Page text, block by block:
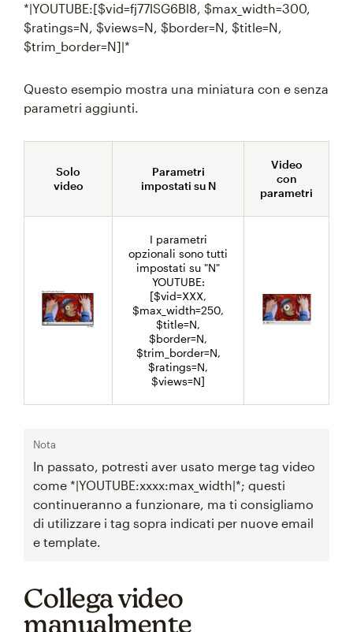
*|YOUTUBE:[$vid=fj77lSG6Bl8, $max_width=300,
$ratings=N, $views=N, $border=N, $title=N,
$trim_border=N]|*
Questo esempio mostra una miniatura con e senza
parametri aggiunti.
Solo
video
Parametri
impostati su N
Video
con
parametri
I parametri
opzionali sono tutti
impostati su "N"
YOUTUBE:
[$vid=XXX,
$max_width=250,
$title=N,
$border=N,
$trim_border=N,
$ratings=N,
$views=N]
Nota
In passato, potresti aver usato merge tag video
come *|YOUTUBE:xxxx:max_width|*; questi
continueranno a funzionare, ma ti consigliamo
di utilizzare i tag sopra indicati per nuove email
e template.
Collega video
manualmente